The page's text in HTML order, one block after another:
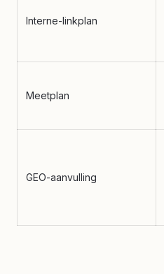
Interne-linkplan
Meetplan
GEO-aanvulling